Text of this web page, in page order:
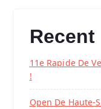
11e Rapide De
!
Open De Haute-